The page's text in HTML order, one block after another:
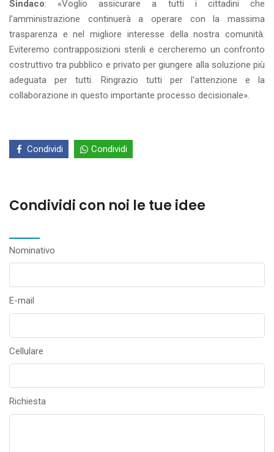
Sindaco: «Voglio assicurare a tutti i cittadini che
l'amministrazione continuerà a operare con la massima
trasparenza e nel migliore interesse della nostra comunità.
Eviteremo contrapposizioni sterili e cercheremo un confronto
costruttivo tra pubblico e privato per giungere alla soluzione più
adeguata per tutti. Ringrazio tutti per l'attenzione e la
collaborazione in questo importante processo decisionale».
Condividi Condividi
Condividi con noi le tue idee
Nominativo
E-mail
Cellulare
Richiesta